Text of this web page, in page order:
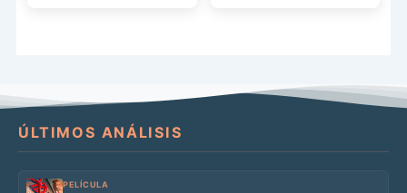
ÚLTIMOS ANÁLISIS
PELÍCULA